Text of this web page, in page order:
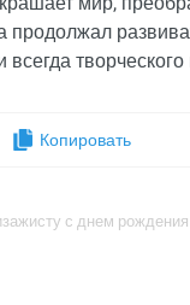
Копировать
с днем